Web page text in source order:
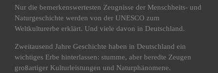
Nur die bemerkenswertesten Zeugnisse der Menschheits- und
Naturgeschichte werden von der UNESCO zum
Weltkulturerbe erklärt. Und viele davon in Deutschland.
Zweitausend Jahre Geschichte haben in Deutschland ein
wichtiges Erbe hinterlassen: stumme, aber beredte Zeugen
großartiger Kulturleistungen und Naturphänomene.